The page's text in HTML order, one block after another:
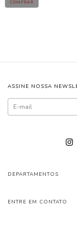
ASSINE NOSSA
DEPARTAMENTOS
ENTRE EM CONTATO